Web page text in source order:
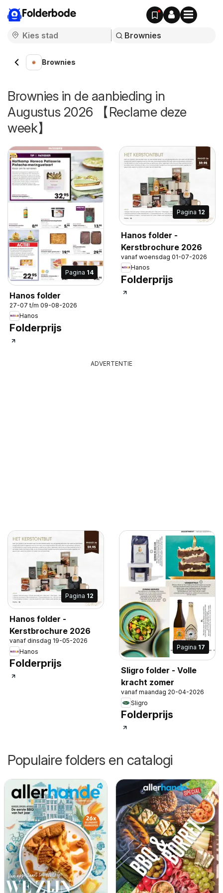
Folderbode
Brownies
Brownies in de aanbieding in
Augustus 2026 【Reclame deze
week】
Pagina 14
Hanos folder
27-07 t/m 09-08-2026
Hanos
Folderprijs
Pagina 12
Hanos folder -
Kerstbrochure 2026
vanaf woensdag 01-07-2026
Hanos
Folderprijs
ADVERTENTIE
Pagina 12
Hanos folder -
Kerstbrochure 2026
vanaf dinsdag 19-05-2026
Hanos
Folderprijs
Pagina 17
Sligro folder - Volle
kracht zomer
vanaf maandag 20-04-2026
Sligro
Folderprijs
Populaire folders en catalogi